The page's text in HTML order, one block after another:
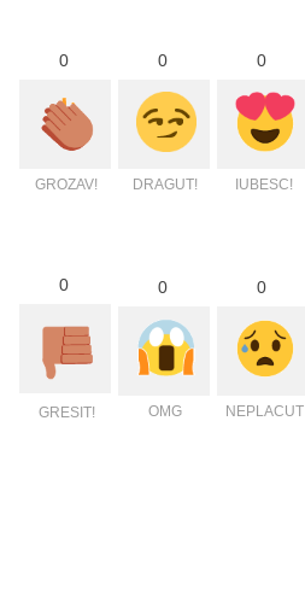
0
GROZAV!
0
DRAGUT!
0
IUBESC!
0
GRESIT!
0
OMG
0
NEPLACUT